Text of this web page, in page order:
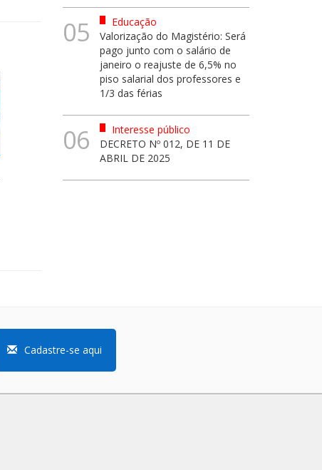
05
Educação
Valorização do Magistério: Será
pago junto com o salário de
janeiro o reajuste de 6,5% no
piso salarial dos professores e
1/3 das férias
06
Interesse público
DECRETO Nº 012, DE 11 DE
ABRIL DE 2025
Cadastre-se aqui